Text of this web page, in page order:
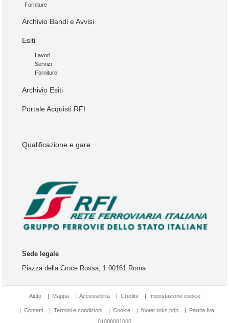
Forniture
Archivio Bandi e Avvisi
Esiti
Lavori
Servizi
Forniture
Archivio Esiti
Portale Acquisti RFI
Qualificazione e gare
Sede legale
Piazza della Croce Rossa, 1 00161 Roma
Aiuto | Mappa | Accessibilità | Credits | Impostazione cookie
| Contatti | Termini e condizioni | Cookie | footer.links.pdp | Partita Iva
01008081000